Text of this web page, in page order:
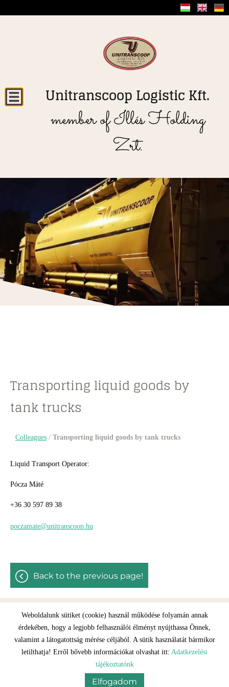
Unitranscoop Logistic Kft.
member of Illés Holding
Zrt.
Transporting liquid goods by
tank trucks
Colleagues / Transporting liquid goods by tank trucks
Liquid Transport Operator:
Pócza Máté
+36 30 597 89 38
poczamate@unitranscoop.hu
back to the previous page!
Site information Privacy policy
Elfogadom
Weboldalunk sütiket (cookie) használ működése folyamán annak
érdekében, hogy a legjobb felhasználói élményt nyújthassa Önnek,
valamint a látogatottság mérése céljából. A sütik használatát bármikor
letilthatja! Erről bővebb információkat olvashat itt: Adatkezelési
tájékoztatónk